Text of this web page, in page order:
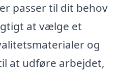
passer til dit behov
at vælge et
og
at udføre arbejdet,